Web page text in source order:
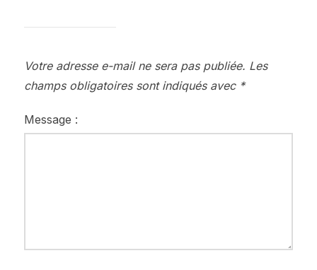
Votre adresse e-mail ne sera pas publiée. Les
champs obligatoires sont indiqués avec *
Message :